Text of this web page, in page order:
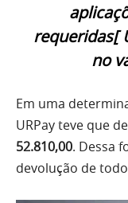
requeridas[
no
Em uma
URPay teve que
52.810,00. Dessa
devolução de